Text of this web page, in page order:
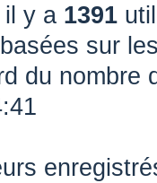
y a 1391
sur
du nombre